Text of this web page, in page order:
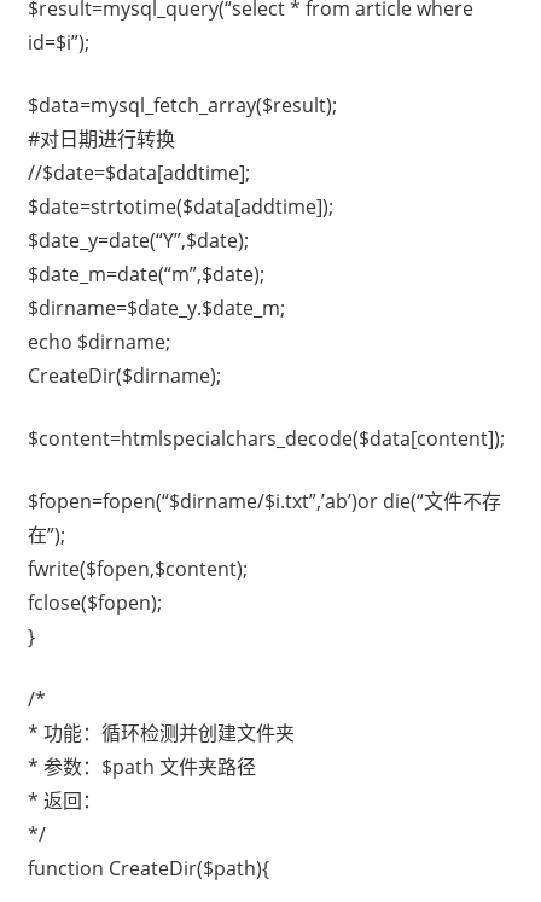
$result=mysql_query(“select * from article where
id=$i”);
$data=mysql_fetch_array($result);
#对日期进行转换
//$date=$data[addtime];
$date=strtotime($data[addtime]);
$date_y=date(“Y”,$date);
$date_m=date(“m”,$date);
$dirname=$date_y.$date_m;
echo $dirname;
CreateDir($dirname);
$content=htmlspecialchars_decode($data[content]);
$fopen=fopen(“$dirname/$i.txt”,’ab’)or die(“文件不存
在”);
fwrite($fopen,$content);
fclose($fopen);
}
/*
* 功能：循环检测并创建文件夹
* 参数：$path 文件夹路径
* 返回：
*/
function CreateDir($path){